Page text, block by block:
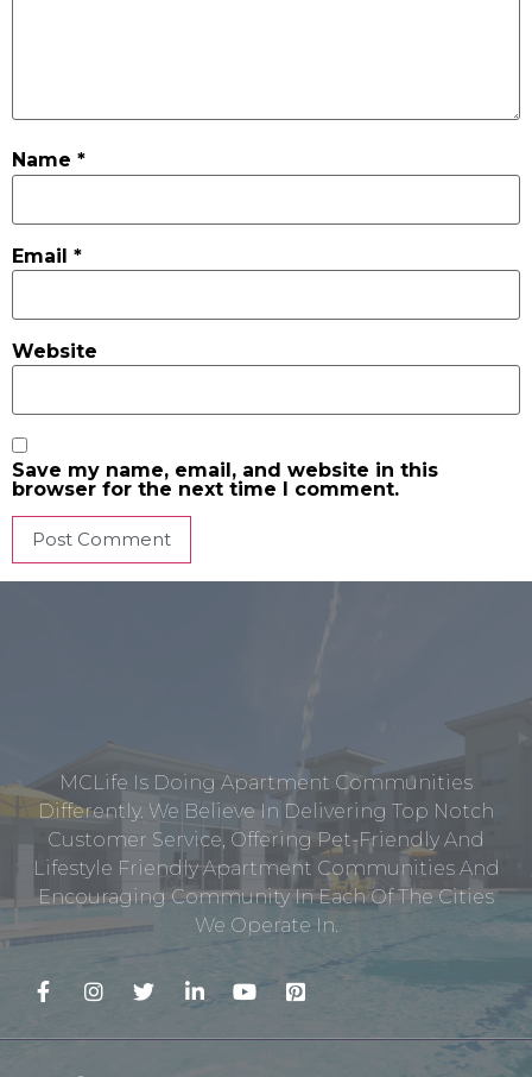
Name *
Email *
Website
Save my name, email, and website in this
browser for the next time I comment.
MCLife Is Doing Apartment Communities
Differently. We Believe In Delivering Top Notch
Customer Service, Offering Pet-Friendly And
Lifestyle Friendly Apartment Communities And
Encouraging Community In Each Of The Cities
We Operate In.